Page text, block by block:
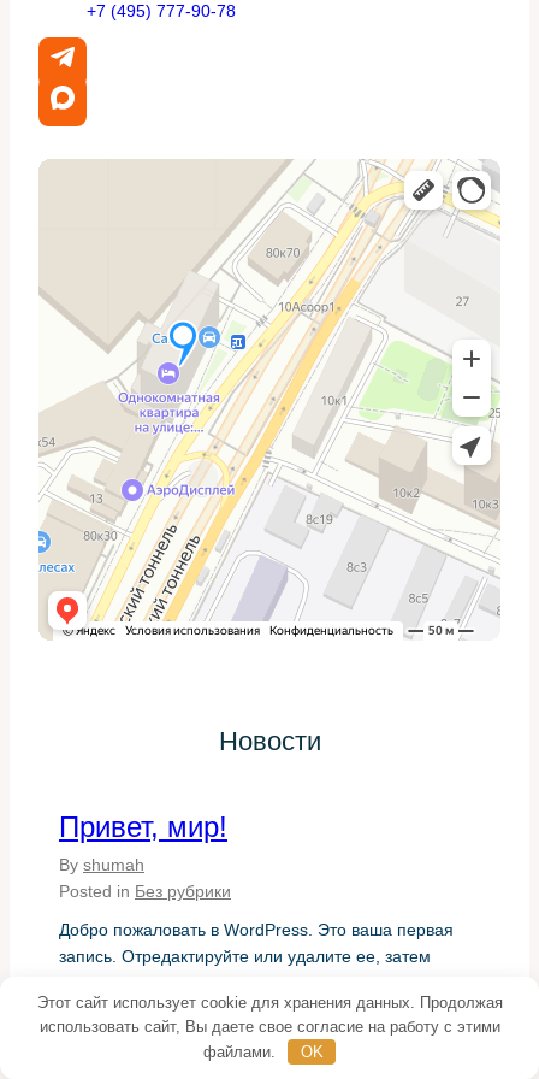
термостата
Откручиваем крепления корпуса термостата,
осторожно отделяем его от коллектора — чаще всего
обращаем внимание на положение старого
термостата, чтобы правильно установить новый.
Осматриваем каналы охлаждения внутри коллектора:
отложение и коррозия указывают на необходимость
промывки системы. Убираем старую прокладку,
очищаем контактные поверхности перед монтажом.
Установка нового термостата
Устанавливаем термостат в правильной ориентации,
соблюдая положение по направлению потока
охлаждающей жидкости. Небольшая ошибка при
установке способна нарушить работу системы.
Закручиваем крепления с рекомендованным
моментом затяжки и меняем прокладку на новую. Если
инструкция производителя рекомендует герметик,
используем его аккуратно, чтобы не заблокировать
Заполнение системы и проверка
типа, прокачиваем её от воздуха. Для этого несколько
раз заводим двигатель и даём ему выйти на рабочую
температуру, наблюдая за уровнем в расширительном
Проводим тест-драйв и контролируем стрелку
срабатывание вентилятора. Если всё в норме,
повторно проверяем уровень охлаждающей жидкости
после остывания двигателя.
+7 (495) 777-90-78
Новости
Привет, мир!
By shumah
Posted in Без рубрики
Добро пожаловать в WordPress. Это ваша первая
запись. Отредактируйте или удалите ее, затем
Этот сайт использует cookie для хранения данных. Продолжая
использовать сайт, Вы даете свое согласие на работу с этими
файлами.
OK